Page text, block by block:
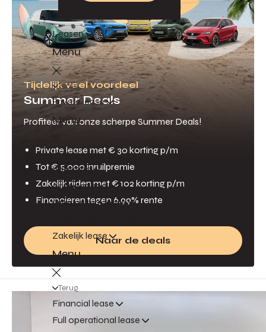
Leasen
Menu
Terug
Private lease
Menu
Terug
Voorraad
Actieaanbod
Over private lease
Zakelijk lease
Menu
Terug
Financial lease
Full operational lease
Tijdelijk veel voordeel
Summer Deals
Profiteer van onze scherpe Summer Deals!
Private lease met € 30 korting p/m
Tot € 5.000 inruilpremie
Zakelijk rijden met € 102 korting p/m
Financieren tegen 6,99% rente
Naar de deals